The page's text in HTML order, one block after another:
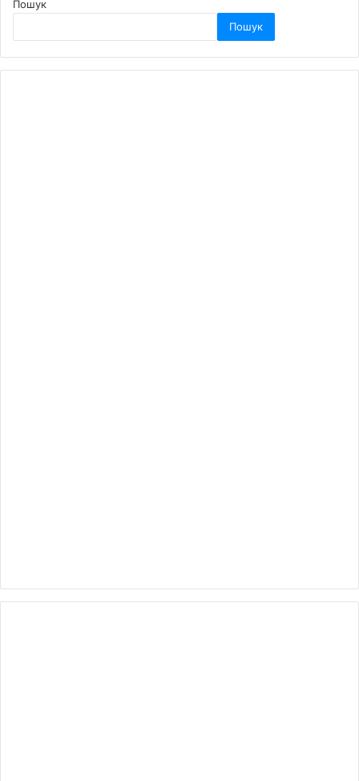
Пошук
Пошук